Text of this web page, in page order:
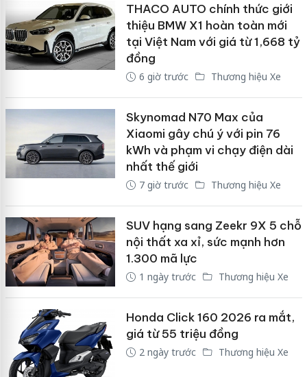
THACO AUTO chính thức giới
thiệu BMW X1 hoàn toàn mới
tại Việt Nam với giá từ 1,668 tỷ
đồng
6 giờ trước Thương hiệu Xe
Skynomad N70 Max của
Xiaomi gây chú ý với pin 76
kWh và phạm vi chạy điện dài
nhất thế giới
7 giờ trước Thương hiệu Xe
SUV hạng sang Zeekr 9X 5 chỗ
nội thất xa xỉ, sức mạnh hơn
1.300 mã lực
1 ngày trước Thương hiệu Xe
Honda Click 160 2026 ra mắt,
giá từ 55 triệu đồng
2 ngày trước Thương hiệu Xe